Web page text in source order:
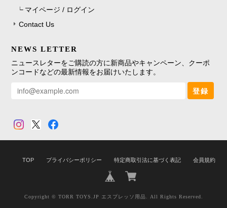
マイページ / ログイン
Contact Us
NEWS LETTER
ニュースレターをご購読の方に新商品やキャンペーン、クーポ
ンコードなどの最新情報をお届けいたします。
登録
TOP プライバシーポリシー 特定商取引法に基づく表記 会員規約
Copyright © TORR TOYS.JP エスプレッソ用品. All Rights Reserved.